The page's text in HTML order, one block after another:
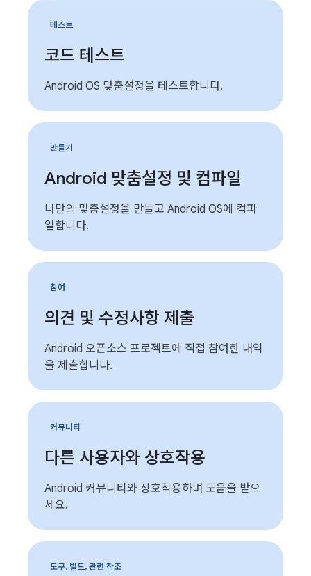
테스트
코드 테스트
Android OS 맞춤설정을 테스트합니다.
만들기
Android 맞춤설정 및 컴파일
나만의 맞춤설정을 만들고 Android OS에 컴파
일합니다.
참여
의견 및 수정사항 제출
Android 오픈소스 프로젝트에 직접 참여한 내역
을 제출합니다.
커뮤니티
다른 사용자와 상호작용
Android 커뮤니티와 상호작용하며 도움을 받으
세요.
도구, 빌드, 관련 참조